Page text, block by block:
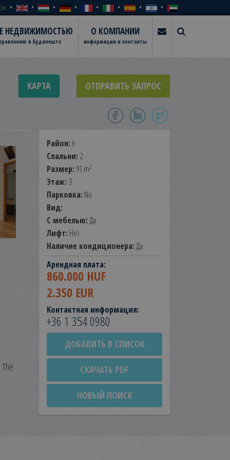
НЕДВИЖИМОСТЬЮ
в Будапеште
О КОМПАНИИ
информация и контакты
КАРТА ОТПРАВИТЬ ЗАПРОС
Район: 6
Спальни: 2
Размер: 91 m2
Этаж: 3
Парковка: No
Вид:
С мебелью:Да
Лифт: Нет
Наличие кондиционера:Да
Арендная плата:
860.000 HUF
2.350 EUR
Контактная информация:
+36 1 354 0980
ДОБАВИТЬ В СПИСОК
СКАЧАТЬ PDF
НОВЫЙ ПОИСК